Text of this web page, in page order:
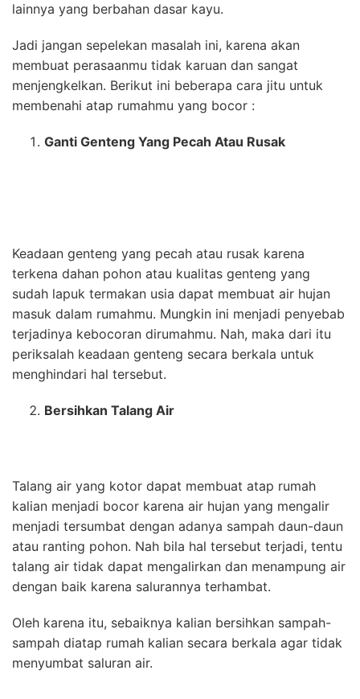
lainnya yang berbahan dasar kayu.
Jadi jangan sepelekan masalah ini, karena akan
membuat perasaanmu tidak karuan dan sangat
menjengkelkan. Berikut ini beberapa cara jitu untuk
membenahi atap rumahmu yang bocor :
Ganti Genteng Yang Pecah Atau Rusak
Keadaan genteng yang pecah atau rusak karena
terkena dahan pohon atau kualitas genteng yang
sudah lapuk termakan usia dapat membuat air hujan
masuk dalam rumahmu. Mungkin ini menjadi penyebab
terjadinya kebocoran dirumahmu. Nah, maka dari itu
periksalah keadaan genteng secara berkala untuk
menghindari hal tersebut.
Bersihkan Talang Air
Talang air yang kotor dapat membuat atap rumah
kalian menjadi bocor karena air hujan yang mengalir
menjadi tersumbat dengan adanya sampah daun-daun
atau ranting pohon. Nah bila hal tersebut terjadi, tentu
talang air tidak dapat mengalirkan dan menampung air
dengan baik karena salurannya terhambat.
Oleh karena itu, sebaiknya kalian bersihkan sampah-
sampah diatap rumah kalian secara berkala agar tidak
menyumbat saluran air.